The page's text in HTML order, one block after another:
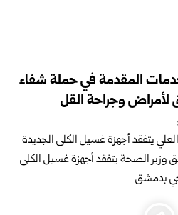
المقدمة في حملة شفاء